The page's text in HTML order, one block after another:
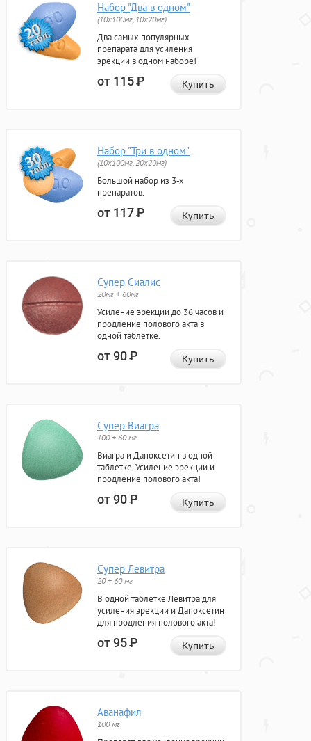
Набор "Два в одном"
(10x100мг, 10x20мг)
Два самых популярных
препарата для усиления
эрекции в одном наборе!
от 115Р Купить
Набор "Три в одном"
(10x100мг, 20x20мг)
Большой набор из 3-х
препаратов.
от 117Р Купить
Супер Сиалис
20мг + 60мг
Усиление эрекции до 36 часов и
продление полового акта в
одной таблетке.
от 90Р Купить
Супер Виагра
100 + 60 мг
Виагра и Дапоксетин в одной
таблетке. Усиление эрекции и
продление полового акта!
от 90Р Купить
Супер Левитра
20 + 60 мг
В одной таблетке Левитра для
усиления эрекции и Дапоксетин
для продления полового акта!
от 95Р Купить
Аванафил
100 мг